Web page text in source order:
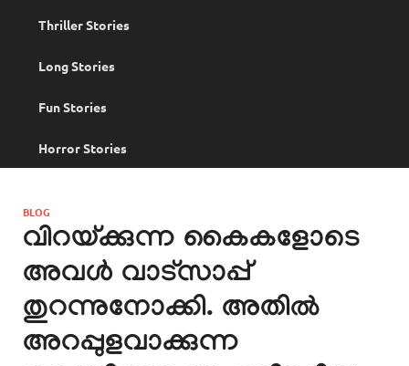
Thriller Stories
Long Stories
Fun Stories
Horror Stories
BLOG
വിറയ്ക്കുന്ന കൈകളോടെ
അവൾ വാട്സാപ്പ്
തുറന്നുനോക്കി. അതിൽ
അറപ്പുളവാക്കുന്ന